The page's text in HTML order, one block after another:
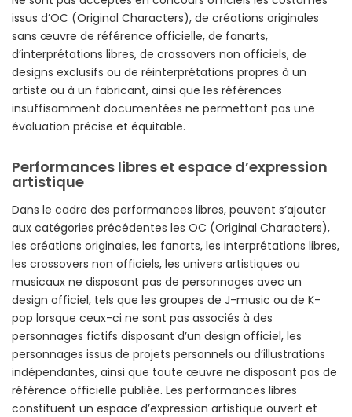
issus d’OC (Original Characters), de créations originales
sans œuvre de référence officielle, de fanarts,
d’interprétations libres, de crossovers non officiels, de
designs exclusifs ou de réinterprétations propres à un
artiste ou à un fabricant, ainsi que les références
insuffisamment documentées ne permettant pas une
évaluation précise et équitable.
Performances libres et espace d’expression
artistique
Dans le cadre des performances libres, peuvent s’ajouter
aux catégories précédentes les OC (Original Characters),
les créations originales, les fanarts, les interprétations libres,
les crossovers non officiels, les univers artistiques ou
musicaux ne disposant pas de personnages avec un
design officiel, tels que les groupes de J-music ou de K-
pop lorsque ceux-ci ne sont pas associés à des
personnages fictifs disposant d’un design officiel, les
personnages issus de projets personnels ou d’illustrations
indépendantes, ainsi que toute œuvre ne disposant pas de
référence officielle publiée. Les performances libres
constituent un espace d’expression artistique ouvert et